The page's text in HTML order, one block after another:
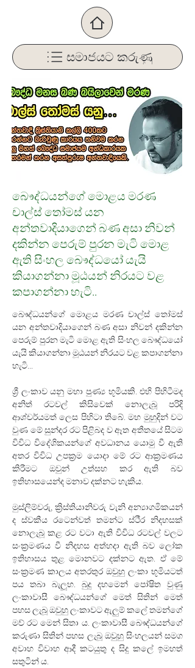
සමාජයට කරුණු
බෞද්ධයන්ගේ මොළය මරණ
චාල්ස් තෝමස් යන
අන්තවාදියාගෙන් බණ අසා නිවන්
දකින්න පෙරුම් පුරන මැටි මොළ
ඇති සිංහල බෞද්ධයෝ යැයි
කියාගන්නා මූඨයන් නිරයට වළ
කපාගන්නා හැටි..
බෞද්ධයන්ගේ මොළය මරණ චාල්ස් තෝමස්
යන අන්තවාදියාගෙන් බණ අසා නිවන් දකින්න
පෙරුම් පුරන මැටි මොළ ඇති සිංහල බෞද්ධයෝ
යැයි කියාගන්නා මූඨයන් නිරයට වළ කපාගන්නා
හැටි...
ශ්‍රී ලංකාව යනු මහා පුණ්‍ය භූමියකි. එහි පිහිටීමද
අනිත් රටවල් කිසිවෙක් නොලැබූ පරිදි
ආශ්චර්යමත් ලෙස පිහිටා තිබේ. මහ මුහුදින් වට
වුණ මේ සුන්දර රට පිළිබද ව ඈත අතීතයේ සිටම
විවිධ විදේශිකයන්ගේ අවධානය යොමු වී ඇති
අතර විවිධ උපක්‍රම යොදා මේ රට ආක්‍රමණය
කිරීමට ඔවුන් උත්සහ කර ඇති බව
ඉතිහාසයෙන්ද මනාව දක්නට හැකිය.
මුස්ලිම්වරු, ක්‍රිස්තියානිවරු වැනි අන්‍යාගමිකයන්
ද ස්වකීය රටෙන්වත් තමන්ට ස්ථීර නිදහසක්
නොලැබූ කළ රට වටා ඇති විවිධ රටවල් වලට
සංක්‍රමණය වී නිදහස අත්හදා ඇති බව ලෝක
ඉතිහාසය තුළ මොනවට දක්නට ඇත. ඒ මේ
සංක්‍රමණ කාලය අතරතුර ඔවුහු ලංකා භූමියටත්
පය තබා බැලූහ. බුදු දහමෙන් පෝෂිත වුණු
ලංකාවාසී බෞද්ධයන්ගේ මෙත් සිතින් මෙත්
පහස ලැබූ ඔවුහු ලංකාවට ඇලුම් කලේ තමන්ගේ
මව් රට මෙන් සිතා ය. ලංකාවාසී බෞද්ධයන්ගේ
කරුණා සිතින් පහස ලැබූ ඔවුහු සිංහලයන් සමග
අවාහ විවාහ ආදී කටයුතු ද සිදු කලේ ඉමහත්
සතුටින් ය.